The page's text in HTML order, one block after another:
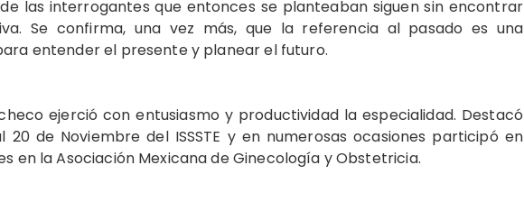
las interrogantes que entonces se planteaban siguen sin encontrar
Se confirma, una vez más, que la referencia al pasado es una
entender el presente y planear el futuro.
ejerció con entusiasmo y productividad la especialidad. Destacó
de Noviembre del ISSSTE y en numerosas ocasiones participó en
en la Asociación Mexicana de Ginecología y Obstetricia.